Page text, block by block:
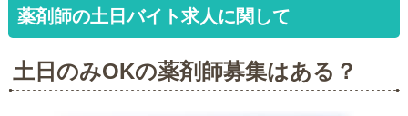
薬剤師の土日バイト求人に関して
土日のみOKの薬剤師募集はある？